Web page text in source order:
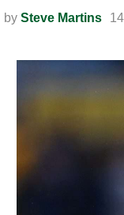
by Steve Martins